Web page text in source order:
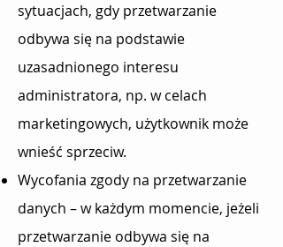
sytuacjach, gdy przetwarzanie
odbywa się na podstawie
uzasadnionego interesu
administratora, np. w celach
marketingowych, użytkownik może
wnieść sprzeciw.
Wycofania zgody na przetwarzanie
danych – w każdym momencie, jeżeli
przetwarzanie odbywa się na